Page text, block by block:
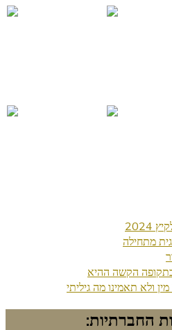
מתחילה
בתקופה הקשה ההיא
ולא תאמינו מה גיליתי
החברתיות: